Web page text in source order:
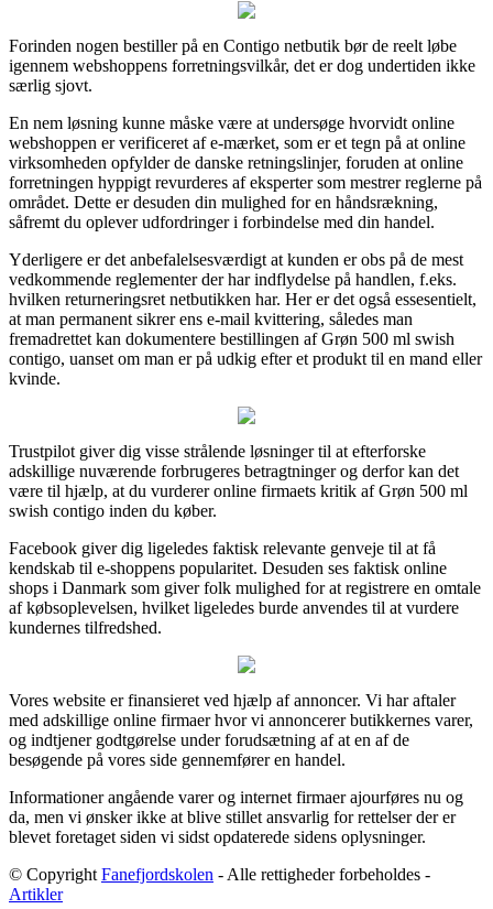
Forinden nogen bestiller på en Contigo netbutik bør de reelt løbe
igennem webshoppens forretningsvilkår, det er dog undertiden ikke
særlig sjovt.
En nem løsning kunne måske være at undersøge hvorvidt online
webshoppen er verificeret af e-mærket, som er et tegn på at online
virksomheden opfylder de danske retningslinjer, foruden at online
forretningen hyppigt revurderes af eksperter som mestrer reglerne på
området. Dette er desuden din mulighed for en håndsrækning,
såfremt du oplever udfordringer i forbindelse med din handel.
Yderligere er det anbefalelsesværdigt at kunden er obs på de mest
vedkommende reglementer der har indflydelse på handlen, f.eks.
hvilken returneringsret netbutikken har. Her er det også essesentielt,
at man permanent sikrer ens e-mail kvittering, således man
fremadrettet kan dokumentere bestillingen af Grøn 500 ml swish
contigo, uanset om man er på udkig efter et produkt til en mand eller
kvinde.
Trustpilot giver dig visse strålende løsninger til at efterforske
adskillige nuværende forbrugeres betragtninger og derfor kan det
være til hjælp, at du vurderer online firmaets kritik af Grøn 500 ml
swish contigo inden du køber.
Facebook giver dig ligeledes faktisk relevante genveje til at få
kendskab til e-shoppens popularitet. Desuden ses faktisk online
shops i Danmark som giver folk mulighed for at registrere en omtale
af købsoplevelsen, hvilket ligeledes burde anvendes til at vurdere
kundernes tilfredshed.
Vores website er finansieret ved hjælp af annoncer. Vi har aftaler
med adskillige online firmaer hvor vi annoncerer butikkernes varer,
og indtjener godtgørelse under forudsætning af at en af de
besøgende på vores side gennemfører en handel.
Informationer angående varer og internet firmaer ajourføres nu og
da, men vi ønsker ikke at blive stillet ansvarlig for rettelser der er
blevet foretaget siden vi sidst opdaterede sidens oplysninger.
© Copyright Fanefjordskolen - Alle rettigheder forbeholdes -
Artikler